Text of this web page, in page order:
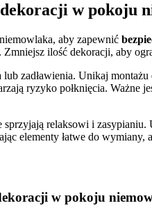
w pokoju
aby zapewnić
ilość dekoracji, aby
zadławienia. Unikaj
ryzyko połknięcia. Ważne
relaksowi i
elementy łatwe do
w pokoju